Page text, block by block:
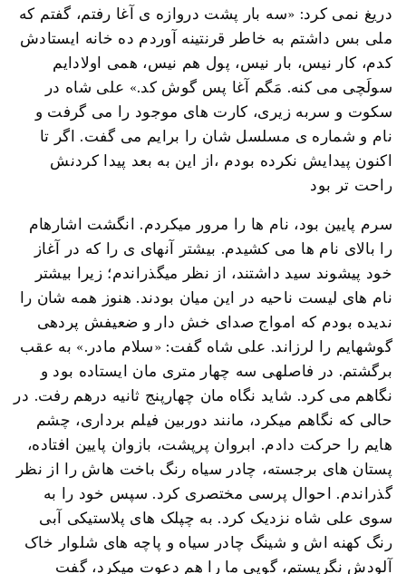
دریغ نمی کرد: «سه بار پشت دروازه ی آغا رفتم، گفتم که
ملی بس داشتم به خاطر قرنتینه آوردم ده خانه ایستادش
کدم، کار نیس، بار نیس، پول هم نیس، همی اولادایم
سولَچی می کنه. مَگم آغا پس گوش کد.» علی شاه در
سکوت و سربه زیری، کارت های موجود را می گرفت و
نام و شماره ی مسلسل شان را برایم می گفت. اگر تا
اکنون پیدایش نکرده بودم ،از این به بعد پیدا کردنش
راحت تر بود
سرم پایین بود، نام ها را مرور میکردم. انگشت اشارهام
را بالای نام ها می کشیدم. بیشتر آنهای ی را که در آغاز
خود پیشوند سید داشتند، از نظر میگذراندم؛ زیرا بیشتر
نام های لیست ناحیه در این میان بودند. هنوز همه شان را
ندیده بودم که امواج صدای خش دار و ضعیفش پردهی
گوشهایم را لرزاند. علی شاه گفت: «سلام مادر.» به عقب
برگشتم. در فاصلهی سه چهار متری مان ایستاده بود و
نگاهم می کرد. شاید نگاه مان چهارپنج ثانیه درهم رفت. در
حالی که نگاهم میکرد، مانند دوربین فیلم برداری، چشم
هایم را حرکت دادم. ابروان پرپشت، بازوان پایین افتاده،
پستان های برجسته، چادر سیاه رنگ باخت هاش را از نظر
گذراندم. احوال پرسی مختصری کرد. سپس خود را به
سوی علی شاه نزدیک کرد. به چپلک های پلاستیکی آبی
رنگ کهنه اش و شینگ چادر سیاه و پاچه های شلوار خاک
آلودش نگریستم، گویی ما را هم دعوت میکرد، گفت